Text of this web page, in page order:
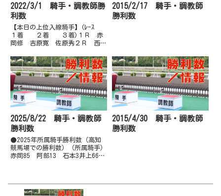
2022/3/1 騎手・調教師勝
利数
【本日の上位入線騎手】(ﾚｰｽ
１着 ２着 ３着)１Ｒ 赤
岡修 吉原寛 佐原秀２Ｒ 西森
佑 石本純 妹尾浩４Ｒ 林謙
佑 岡村卓 西森将５Ｒ 西川
敏 妹尾浩 石本純６Ｒ 林謙
佑 郷間勇 塚本雄７Ｒ 妹尾
浩 岡村...
2015/2/17 騎手・調教師
勝利数
2025/8/22 騎手・調教師
勝利数
●2025年所属騎手勝利数（高知
競馬場での勝利数）（所属騎手）
赤岡85 阿部13 石本3井上66※
2015/4/30 騎手・調教師
勝利数